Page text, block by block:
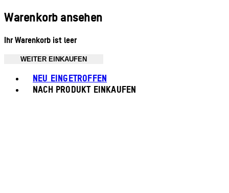
Warenkorb ansehen
Ihr Warenkorb ist leer
WEITER EINKAUFEN
NEU EINGETROFFEN
NACH PRODUKT EINKAUFEN